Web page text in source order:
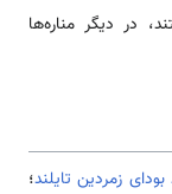
در دیگر مناره‌ها
زمردین تایلند؛